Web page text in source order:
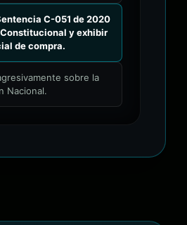
C-051 de 2020
y exhibir
de compra.
sobre la
Nacional.